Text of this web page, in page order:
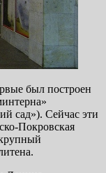
был построен
сад»). Сейчас эти
Покровская